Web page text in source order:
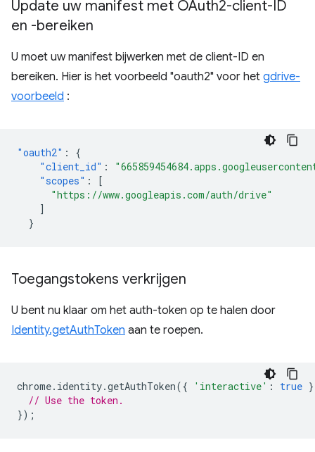
Update uw manifest met OAuth2-client-ID
en -bereiken
U moet uw manifest bijwerken met de client-ID en
bereiken. Hier is het voorbeeld "oauth2" voor het gdrive-
voorbeeld :
"oauth2" :
{
"client_id" :
"scopes" :
[
"https://www.googleapis.com/auth/drive"
]
}
Toegangstokens verkrijgen
U bent nu klaar om het auth-token op te halen door
Identity.getAuthToken aan te roepen.
chrome. identity.getAuthToken({ 'interactive' : true
// Use the token.
});